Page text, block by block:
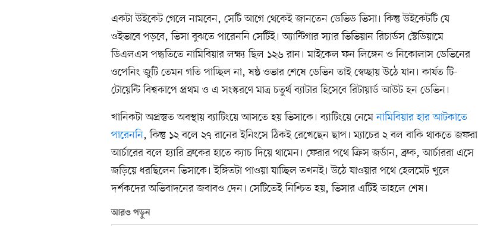
একটা উইকেট গেলে নামবেন, সেটি আগে থেকেই জানতেন ডেভিড ভিসা। কিন্তু উইকেটটি যে
ওইভাবে পড়বে, ভিসা বুঝতে পারেননি সেটিই। অ্যান্টিগার স্যার ভিভিয়ান রিচার্ডস স্টেডিয়ামে
ডিএলএস পদ্ধতিতে নামিবিয়ার লক্ষ্য ছিল ১২৬ রান। মাইকেল ফন লিঙ্গেন ও নিকোলাস ডেভিনের
ওপেনিং জুটি তেমন গতি পাচ্ছিল না, ষষ্ঠ ওভার শেষে ডেভিন তাই স্বেচ্ছায় উঠে যান। কার্যত টি-
টোয়েন্টি বিশ্বকাপে প্রথম ও এ সংস্করণে মাত্র চতুর্থ ব্যাটার হিসেবে রিটায়ার্ড আউট হন ডেভিন।
খানিকটা অপ্রস্তুত অবস্থায় ব্যাটিংয়ে আসতে হয় ভিসাকে। ব্যাটিংয়ে নেমেনামিবিয়ার হার আটকাতে
পারেননি, কিন্তু ১২ বলে ২৭ রানের ইনিংসে ঠিকই রেখেছেন ছাপ। ম্যাচের ২ বল বাকি থাকতে জফরা
আর্চারের বলে হ্যারি ব্রুকের হাতে ক্যাচ দিয়ে থামেন। ফেরার পথে ক্রিস জর্ডান, ব্রুক, আর্চাররা এসে
জড়িয়ে ধরছিলেন ভিসাকে। ইঙ্গিতটা পাওয়া যাচ্ছিল তখনই। উঠে যাওয়ার পথে হেলমেট খুলে
দর্শকদের অভিবাদনের জবাবও দেন। সেটিতেই নিশ্চিত হয়, ভিসার এটিই তাহলে শেষ।
আরও পড়ুন